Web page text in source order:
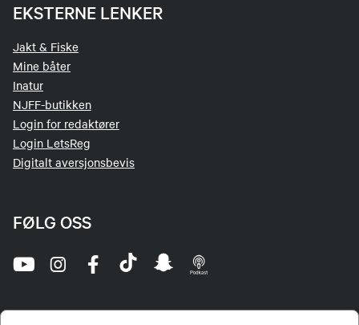
EKSTERNE LENKER
Jakt & Fiske
Mine båter
Inatur
NJFF-butikken
Login for redaktører
Login LetsReg
Digitalt aversjonsbevis
FØLG OSS